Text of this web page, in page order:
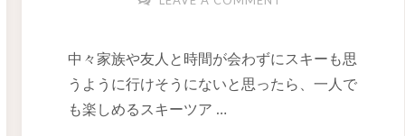
中々家族や友人と時間が会わずにスキーも思
うように行けそうにないと思ったら、一人で
も楽しめるスキーツア …